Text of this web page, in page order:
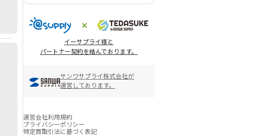
イーサプライ様と
パートナー契約を結んでおります。
サンワサプライ株式会社が
運営しております。
運営会社利用規約
プライバシーポリシー
特定商取引法に基づく表記